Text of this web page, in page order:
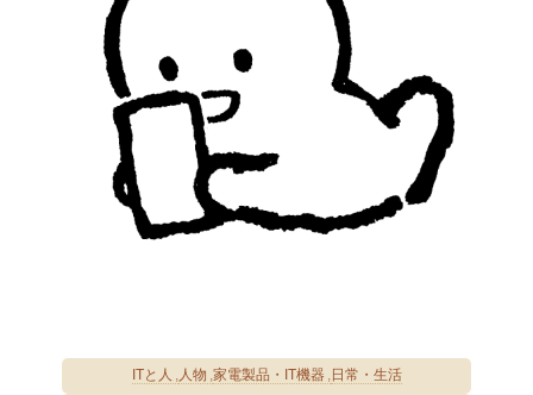
ITと人 人物 家電製品・IT機器 日常・生活